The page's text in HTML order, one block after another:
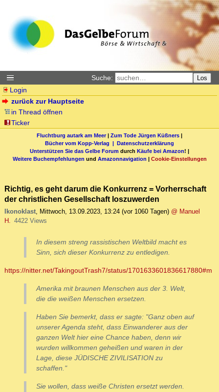
Suche: Los
Login
zurück zur Hauptseite
in Thread öffnen
Ticker
Fluchtburg autark am Meer| Zum Tode Jürgen Küßners |
Bücher vom Kopp-Verlag | Datenschutzerklärung
Unterstützen Sie das Gelbe Forum durch Käufe bei Amazon! |
Weitere Buchempfehlungen und Amazonnavigation | Cookie-Einstellungen
Richtig, es geht darum die Konkurrenz = Vorherrschaft
der christlichen Gesellschaft loszuwerden
Ikonoklast, Mittwoch, 13.09.2023, 13:24 (vor 1060 Tagen) @ Manuel
H. 4422 Views
In diesem streng rassistischen Weltbild macht es
Sinn, sich dieser Konkurrenz zu entledigen.
https://nitter.net/TakingoutTrash7/status/1701633601836617880#m
Amerika mit braunen Menschen aus der 3. Welt,
die die weißen Menschen ersetzen.
Haben Sie bemerkt, dass er sagte: "Ganz oben auf
unserer Agenda steht, dass Einwanderer aus der
ganzen Welt hier eine Chance haben, denn wir
wurden willkommen geheißen und waren in der
Lage, diese JÜDISCHE ZIVILISATION zu
schaffen."
Sie wollen, dass weiße Christen ersetzt werden.